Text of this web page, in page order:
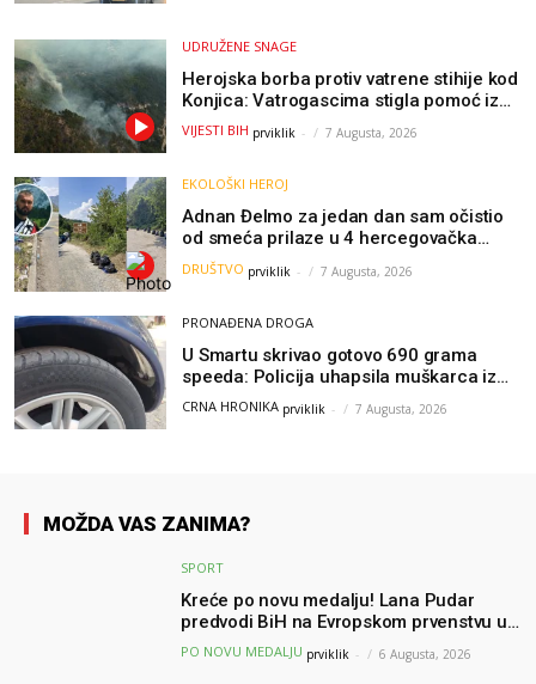
UDRUŽENE SNAGE
Herojska borba protiv vatrene stihije kod
Konjica: Vatrogascima stigla pomoć iz
Sarajeva, helikopteri i Air Tractori
udružili snage
VIJESTI BIH prviklik - 7 Augusta, 2026
EKOLOŠKI HEROJ
Adnan Đelmo za jedan dan sam očistio
od smeća prilaze u 4 hercegovačka
grada: “Danas nisam čistio samo smeće,
čistio sam sliku o nama”
DRUŠTVO prviklik - 7 Augusta, 2026
PRONAĐENA DROGA
U Smartu skrivao gotovo 690 grama
speeda: Policija uhapsila muškarca iz
Hercegovine
CRNA HRONIKA prviklik - 7 Augusta, 2026
MOŽDA VAS ZANIMA?
SPORT
Kreće po novu medalju! Lana Pudar
predvodi BiH na Evropskom prvenstvu u
Parizu
PO NOVU MEDALJU prviklik - 6 Augusta, 2026